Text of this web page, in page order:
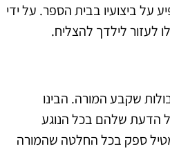
על ביצועיו בבית הספר. על ידי
לילדך להצליח.
שקבע המורה. הבינו
הדעת שלהם בכל הנוגע
ספק בכל החלטה שהמורה